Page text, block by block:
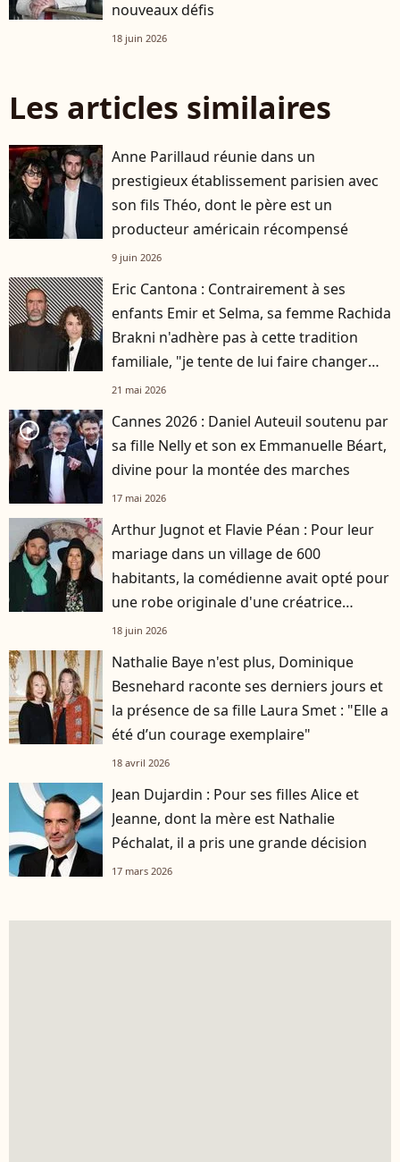
nouveaux défis
18 juin 2026
Les articles similaires
Anne Parillaud réunie dans un
prestigieux établissement parisien avec
son fils Théo, dont le père est un
producteur américain récompensé
9 juin 2026
Eric Cantona : Contrairement à ses
enfants Emir et Selma, sa femme Rachida
Brakni n'adhère pas à cette tradition
familiale, "je tente de lui faire changer
d'avis"
21 mai 2026
player2
Cannes 2026 : Daniel Auteuil soutenu par
sa fille Nelly et son ex Emmanuelle Béart,
divine pour la montée des marches
17 mai 2026
Arthur Jugnot et Flavie Péan : Pour leur
mariage dans un village de 600
habitants, la comédienne avait opté pour
une robe originale d'une créatrice
française
18 juin 2026
Nathalie Baye n'est plus, Dominique
Besnehard raconte ses derniers jours et
la présence de sa fille Laura Smet : "Elle a
été d’un courage exemplaire"
18 avril 2026
Jean Dujardin : Pour ses filles Alice et
Jeanne, dont la mère est Nathalie
Péchalat, il a pris une grande décision
17 mars 2026